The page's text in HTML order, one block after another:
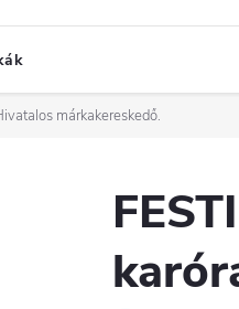
márkakereskedő.